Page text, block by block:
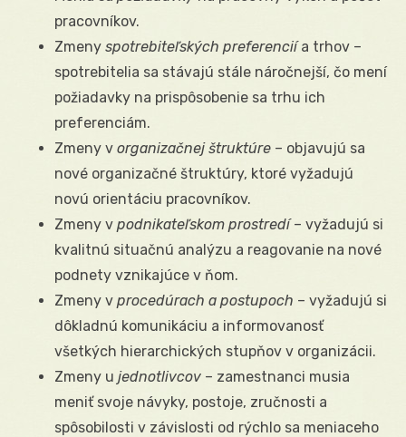
pracovníkov.
Zmeny spotrebiteľských preferenciía trhov –
spotrebitelia sa stávajú stále náročnejší, čo mení
požiadavky na prispôsobenie sa trhu ich
preferenciám.
Zmeny v organizačnej štruktúre – objavujú sa
nové organizačné štruktúry, ktoré vyžadujú
novú orientáciu pracovníkov.
Zmeny v podnikateľskom prostredí– vyžadujú si
kvalitnú situačnú analýzu a reagovanie na nové
podnety vznikajúce v ňom.
Zmeny v procedúrach a postupoch – vyžadujú si
dôkladnú komunikáciu a informovanosť
všetkých hierarchických stupňov v organizácii.
Zmeny u jednotlivcov – zamestnanci musia
meniť svoje návyky, postoje, zručnosti a
spôsobilosti v závislosti od rýchlo sa meniaceho